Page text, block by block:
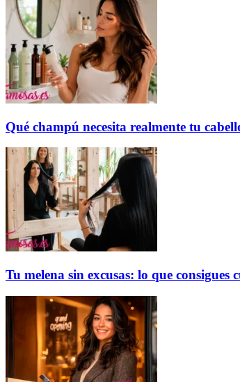
Qué champú necesita realmente tu
Tu melena sin excusas: lo que